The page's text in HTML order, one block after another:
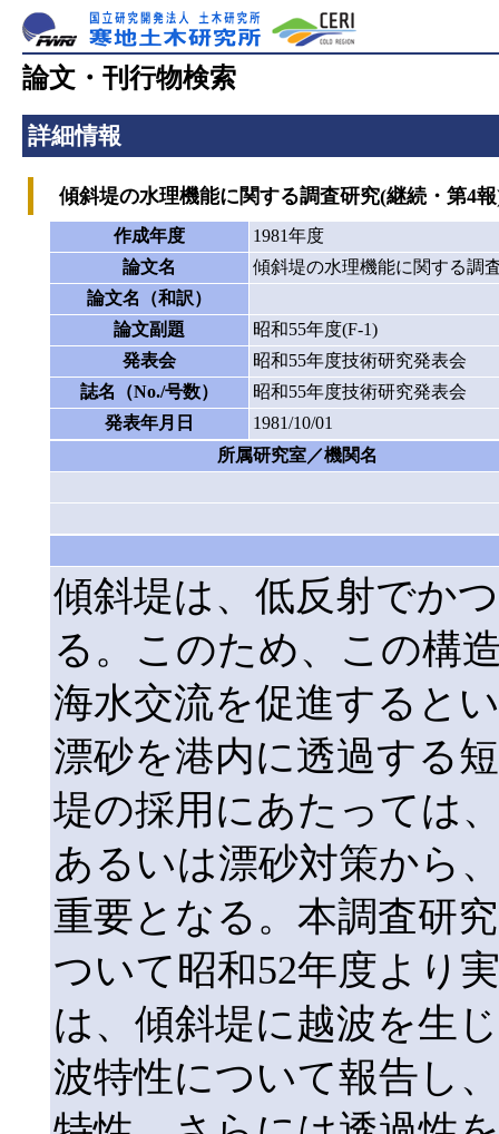
論文・刊行物検索
詳細情報
傾斜堤の水理機能に関する調査研究(継続・第4
作成年度
1981年度
論文名
傾斜堤の水理機能に関する調
論文名（和訳）
論文副題
昭和55年度(F-1)
発表会
昭和55年度技術研究発表会
誌名（No./号数）
昭和55年度技術研究発表会
発表年月日
1981/10/01
所属研究室／機関名
傾斜堤は、低反射でか
る。このため、この構
海水交流を促進すると
漂砂を港内に透過する
堤の採用にあたっては
あるいは漂砂対策から
重要となる。本調査研
ついて昭和52年度より
は、傾斜堤に越波を生
波特性について報告し